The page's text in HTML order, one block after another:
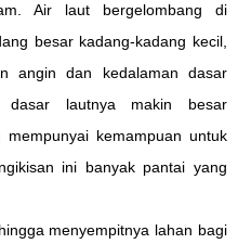
Air laut bergelombang di
besar kadang-kadang kecil,
angin dan kedalaman dasar
dasar lautnya makin besar
mempunyai kemampuan untuk
ini banyak pantai yang
menyempitnya lahan bagi